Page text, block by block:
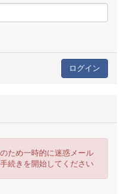
ため一時的に迷惑メール
続きを開始してください